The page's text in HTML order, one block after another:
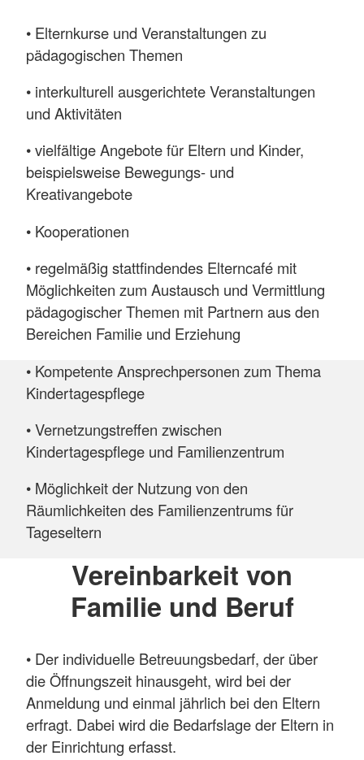
• Elternkurse und Veranstaltungen zu
pädagogischen Themen
• interkulturell ausgerichtete Veranstaltungen
und Aktivitäten
• vielfältige Angebote für Eltern und Kinder,
beispielsweise Bewegungs- und
Kreativangebote
• Kooperationen
• regelmäßig stattfindendes Elterncafé mit
Möglichkeiten zum Austausch und Vermittlung
pädagogischer Themen mit Partnern aus den
Bereichen Familie und Erziehung
• Kompetente Ansprechpersonen zum Thema
Kindertagespflege
• Vernetzungstreffen zwischen
Kindertagespflege und Familienzentrum
• Möglichkeit der Nutzung von den
Räumlichkeiten des Familienzentrums für
Tageseltern
Vereinbarkeit von
Familie und Beruf
• Der individuelle Betreuungsbedarf, der über
die Öffnungszeit hinausgeht, wird bei der
Anmeldung und einmal jährlich bei den Eltern
erfragt. Dabei wird die Bedarfslage der Eltern in
der Einrichtung erfasst.